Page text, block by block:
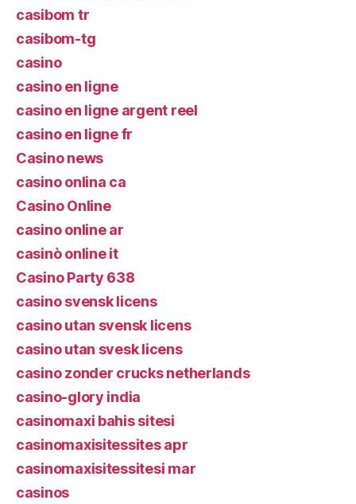
casibom tr
casibom-tg
casino
casino en ligne
casino en ligne argent reel
casino en ligne fr
Casino news
casino onlina ca
Casino Online
casino online ar
casinò online it
Casino Party 638
casino svensk licens
casino utan svensk licens
casino utan svesk licens
casino zonder crucks netherlands
casino-glory india
casinomaxi bahis sitesi
casinomaxisitessites apr
casinomaxisitessitesi mar
casinos